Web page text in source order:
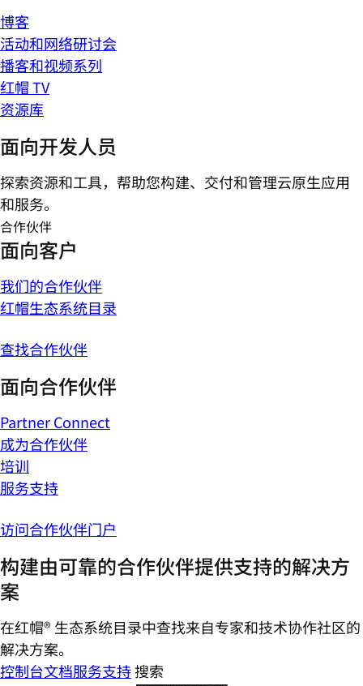
博客
活动和网络研讨会
播客和视频系列
红帽 TV
资源库
面向开发人员
探索资源和工具，帮助您构建、交付和管理云原生应用
和服务。
合作伙伴
面向客户
我们的合作伙伴
红帽生态系统目录
查找合作伙伴
面向合作伙伴
Partner Connect
成为合作伙伴
培训
服务支持
访问合作伙伴门户
构建由可靠的合作伙伴提供支持的解决方
案
在红帽® 生态系统目录中查找来自专家和技术协作社区的
解决方案。
控制台文档服务支持搜索